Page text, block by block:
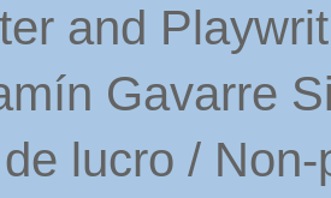
and
Gavarre
lucro /